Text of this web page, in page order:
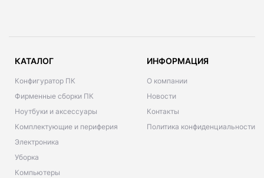
КАТАЛОГ
Конфигуратор ПК
Фирменные сборки ПК
Ноутбуки и аксессуары
Комплектующие и периферия
Электроника
Уборка
Компьютеры
ИНФОРМАЦИЯ
О компании
Новости
Контакты
Политика конфиденциальности